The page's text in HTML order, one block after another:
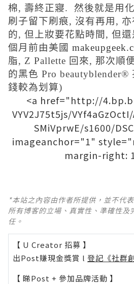
棉, 壽終正寢. 然後就是用
刷子留下刷痕, 沒有再用,
的, 但上妝要花點時間, 但
個月前由美國
脂, Z Pallette 回來, 那次順
的黑色 Pro beautyblender®
錢較為划算)
<a href="http://
VYV2J75t5js/VYf4aGzOctI/
SMiVprwE/s1600/
imageanchor="1"
margin-right:
*本站之內容由作者所提供，並不代
所有博客的立場、真實性、準確性及
任。
【 U Creator 招募 】
出Post賺現金獎賞 l 登記《社群
【 睇Post + 參加品牌活動 】